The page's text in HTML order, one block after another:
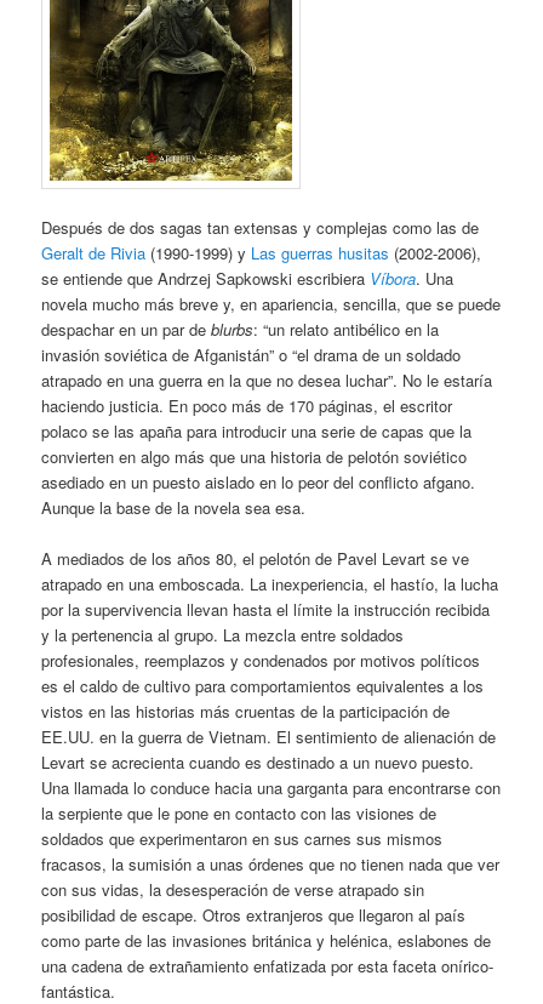
Después de dos sagas tan extensas y complejas como las de
Geralt de Rivia (1990-1999) y Las guerras husitas (2002-2006),
se entiende que Andrzej Sapkowski escribiera Víbora. Una
novela mucho más breve y, en apariencia, sencilla, que se puede
despachar en un par deblurbs: “un relato antibélico en la
invasión soviética de Afganistán” o “el drama de un soldado
atrapado en una guerra en la que no desea luchar”. No le estaría
haciendo justicia. En poco más de 170 páginas, el escritor
polaco se las apaña para introducir una serie de capas que la
convierten en algo más que una historia de pelotón soviético
asediado en un puesto aislado en lo peor del conflicto afgano.
Aunque la base de la novela sea esa.
A mediados de los años 80, el pelotón de Pavel Levart se ve
atrapado en una emboscada. La inexperiencia, el hastío, la lucha
por la supervivencia llevan hasta el límite la instrucción recibida
y la pertenencia al grupo. La mezcla entre soldados
profesionales, reemplazos y condenados por motivos políticos
es el caldo de cultivo para comportamientos equivalentes a los
vistos en las historias más cruentas de la participación de
EE.UU. en la guerra de Vietnam. El sentimiento de alienación de
Levart se acrecienta cuando es destinado a un nuevo puesto.
Una llamada lo conduce hacia una garganta para encontrarse con
la serpiente que le pone en contacto con las visiones de
soldados que experimentaron en sus carnes sus mismos
fracasos, la sumisión a unas órdenes que no tienen nada que ver
con sus vidas, la desesperación de verse atrapado sin
posibilidad de escape. Otros extranjeros que llegaron al país
como parte de las invasiones británica y helénica, eslabones de
una cadena de extrañamiento enfatizada por esta faceta onírico-
fantástica.